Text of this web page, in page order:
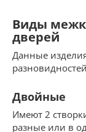
Виды
дверей
Данные
Двойные
Имеют 2
разные или в